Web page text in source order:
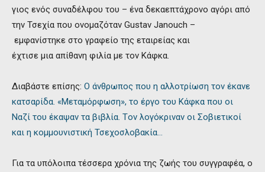
γιος ενός συναδέλφου του – ένα δεκαεπτάχρονο αγόρι από
την Τσεχία που ονομαζόταν Gustav Janouch –
εμφανίστηκε στο γραφείο της εταιρείας και
έχτισε μια απίθανη φιλία με τον Κάφκα.
Διαβάστε επίσης: Ο άνθρωπος που η αλλοτρίωση τον έκανε
κατσαρίδα. «Μεταμόρφωση», το έργο του Κάφκα που οι
Ναζί του έκαψαν τα βιβλία. Tον λογόκριναν οι Σοβιετικοί
και η κομμουνιστική Τσεχοσλοβακία…
Για τα υπόλοιπα τέσσερα χρόνια της ζωής του συγγραφέα, ο